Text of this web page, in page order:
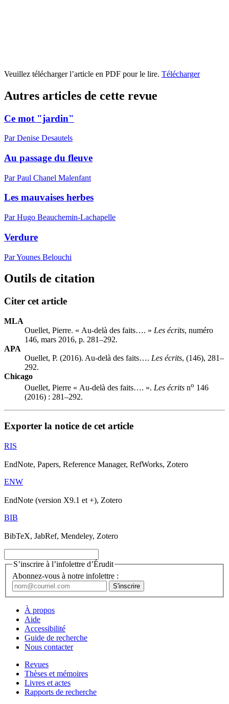
Veuillez télécharger l’article en PDF pour le lire. Télécharger
Autres articles de cette revue
Ce mot "jardin"
Par Denise Desautels
Au passage du fleuve
Par Paul Chanel Malenfant
Les mauvaises herbes
Par Hugo Beauchemin-Lachapelle
Verdure
Par Younes Belouchi
Outils de citation
Citer cet article
MLA
Ouellet, Pierre. « Au-delà des faits…. » Les écrits, numéro
146, mars 2016, p. 281–292.
APA
Ouellet, P. (2016). Au-delà des faits…. Les écrits, (146), 281–
292.
Chicago
Ouellet, Pierre « Au-delà des faits…. ». Les écrits no 146
(2016) : 281–292.
Exporter la notice de cet article
RIS
EndNote, Papers, Reference Manager, RefWorks, Zotero
ENW
EndNote (version X9.1 et +), Zotero
BIB
BibTeX, JabRef, Mendeley, Zotero
S’inscrire à l’infolettre d’Érudit
Abonnez-vous à notre infolettre :
À propos
Aide
Accessibilité
Guide de recherche
Nous contacter
Revues
Thèses et mémoires
Livres et actes
Rapports de recherche